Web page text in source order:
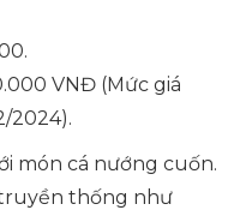
VNĐ (Mức giá
2024).
món cá nướng cuốn.
thống như